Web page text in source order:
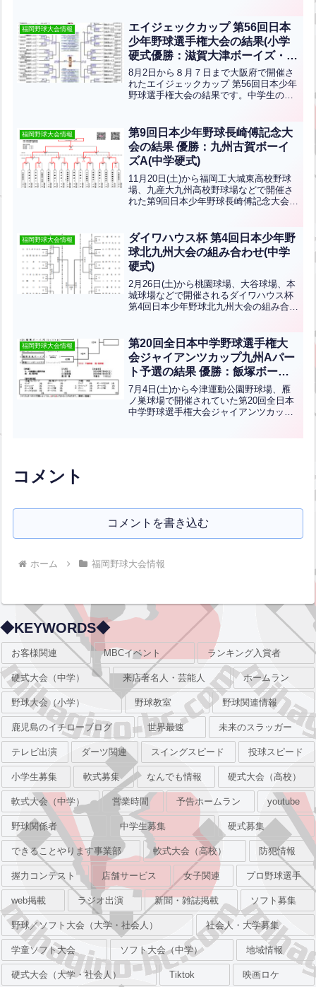
ニア、第3位は高鍋リトルシニアです。お
めでとう...全文はクリック
福岡野球大会情報
エイジェックカップ 第56回日本
少年野球選手権大会の結果(小学
硬式優勝：滋賀大津ボーイズ・中
学硬式優勝：東海中央ボーイズ)
8月2日から８月７日まで大阪府で開催さ
れたエイジェックカップ 第56回日本少年
野球選手権大会の結果です。中学生の部
部から飯塚ボーイズが、小学生の部は九
州ブロックには黄城...全文はクリック
福岡野球大会情報
第9回日本少年野球長崎傅記念大
会の結果 優勝：九州古賀ボーイ
ズA(中学硬式)
11月20日(土)から福岡工大城東高校野球
場、九産大九州高校野球場などで開催さ
れた第9回日本少年野球長崎傅記念大会の
倉ボーイズ、熊本泗水ボーイズです。お
めでとうございま...全文はクリック
福岡野球大会情報
ダイワハウス杯 第4回日本少年野
球北九州大会の組み合わせ(中学
硬式)
2月26日(土)から桃園球場、大谷球場、本
城球場などで開催されるダイワハウス杯
第4回日本少年野球北九州大会の組み合わ
きボーイズ、北九州中央ボーイズ、小倉
ボーイズ、山口...全文はクリック
福岡野球大会情報
第20回全日本中学野球選手権大
会ジャイアンツカップ九州Aパー
ト予選の結果 優勝：飯塚ボーイ
ズ(中学硬式)
7月4日(土)から今津運動公園野球場、雁
ノ巣球場で開催されていた第20回全日本
中学野球選手権大会ジャイアンツカップ
コメント
コメントを書き込む
ホーム 福岡野球大会情報
◆KEYWORDS◆
お客様関連 MBCイベント ランキング入賞者
硬式大会（中学） 来店著名人・芸能人 ホームラン
野球大会（小学） 野球教室 野球関連情報
鹿児島のイチローブログ 世界最速 未来のスラッガー
テレビ出演 ダーツ関連 スイングスピード 投球スピード
小学生募集 軟式募集 なんでも情報 硬式大会（高校）
軟式大会（中学） 営業時間 予告ホームラン youtube
野球関係者 中学生募集 硬式募集
できることやります事業部 軟式大会（高校） 防犯情報
握力コンテスト 店舗サービス 女子関連 プロ野球選手
web掲載 ラジオ出演 新聞・雑誌掲載 ソフト募集
野球／ソフト大会（大学・社会人） 社会人・大学募集
学童ソフト大会 ソフト大会（中学） 地域情報
硬式大会（大学・社会人） Tiktok 映画ロケ